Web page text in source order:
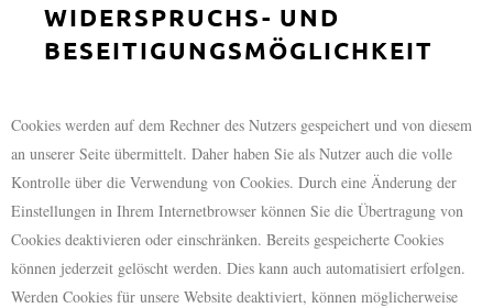
WIDERSPRUCHS- UND
BESEITIGUNGSMÖGLICHKEIT
Cookies werden auf dem Rechner des Nutzers gespeichert und von diesem
an unserer Seite übermittelt. Daher haben Sie als Nutzer auch die volle
Kontrolle über die Verwendung von Cookies. Durch eine Änderung der
Einstellungen in Ihrem Internetbrowser können Sie die Übertragung von
Cookies deaktivieren oder einschränken. Bereits gespeicherte Cookies
können jederzeit gelöscht werden. Dies kann auch automatisiert erfolgen.
Werden Cookies für unsere Website deaktiviert, können möglicherweise